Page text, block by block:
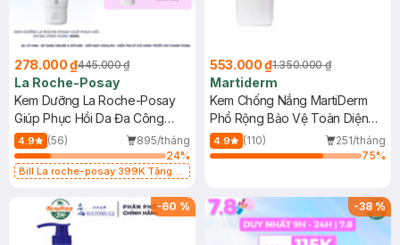
278.000 ₫445.000 ₫
La Roche-Posay
Kem Dưỡng La Roche-Posay
Giúp Phục Hồi Da Đa Công
Dụng 40ml
4.9 (56)
895/tháng
24%
Bill La roche-posay 399K Tặng
(SL có hạn)
553.000 ₫1.350.000 ₫
Martiderm
Kem Chống Nắng MartiDerm
Phổ Rộng Bảo Vệ Toàn Diện
40ml
4.9 (110)
251/tháng
75%
-60 % -38%